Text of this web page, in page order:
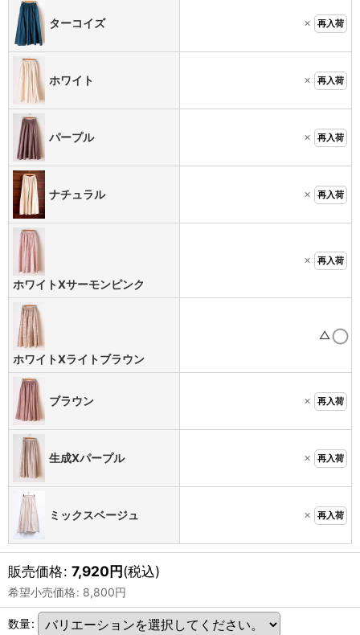
ターコイズ × 再入荷
ホワイト × 再入荷
パープル × 再入荷
ナチュラル × 再入荷
ホワイトXサーモンピンク
× 再入荷
ホワイトXライトブラウン
△
ブラウン × 再入荷
生成Xパープル × 再入荷
ミックスベージュ × 再入荷
販売価格: 7,920円(税込)
希望小売価格: 8,800円
数量: